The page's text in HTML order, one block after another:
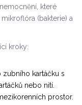
které
(bakterie) a
kroky:
zubního kartáčku s
nebo nití.
prostor.